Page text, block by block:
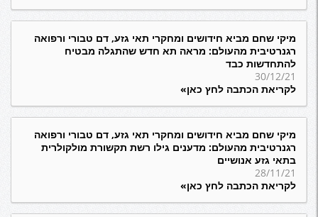
מיקי שחם מביא חידושים ומחקרי תאי גזע, דם טבורי ורפואה
רגנרטיבית מהעולם: מראה תא חדש שהתגלה מבטיח
להתחדשות כבד
30/12/21
לקריאת הכתבה לחץ כאן»
מיקי שחם מביא חידושים ומחקרי תאי גזע, דם טבורי ורפואה
רגנרטיבית מהעולם: מדענים גילו רשת תקשורת מולקולרית
בתאי גזע אנושיים
28/11/21
לקריאת הכתבה לחץ כאן»